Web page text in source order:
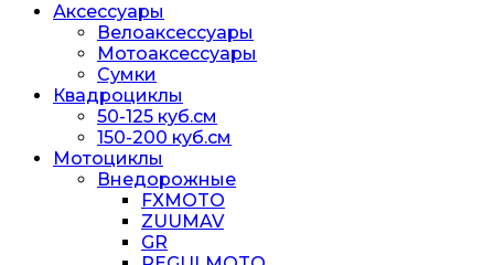
Аксессуары
Велоаксессуары
Мотоаксессуары
Сумки
Квадроциклы
50-125 куб.см
150-200 куб.см
Мотоциклы
Внедорожные
FXMOTO
ZUUMAV
GR